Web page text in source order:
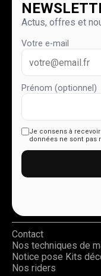
Actus, offres et
Votre e-mail
Prénom (optionnel)
Je consens à
données ne sont pas
Contact
Nos techniques de
Notice pose Kits
Nos riders